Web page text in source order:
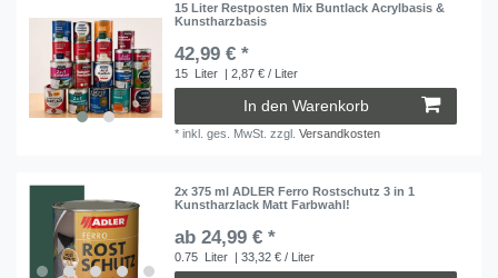
15 Liter Restposten Mix Buntlack Acrylbasis &
Kunstharzbasis
42,99 € *
15 Liter | 2,87 € / Liter
In den Warenkorb
*inkl. ges. MwSt. zzgl.Versandkosten
2x 375 ml ADLER Ferro Rostschutz 3 in 1
Kunstharzlack Matt Farbwahl!
ab 24,99 € *
0.75 Liter | 33,32 € / Liter